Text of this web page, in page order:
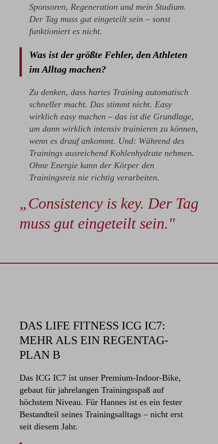
Sponsoren, Regeneration und mein Studium.
Der Tag muss gut eingeteilt sein – sonst
funktioniert es nicht.
Was ist der größte Fehler, den Athleten
im Alltag machen?
Zu denken, dass hartes Training automatisch
schneller macht. Das stimmt nicht. Easy
wirklich easy machen – das ist die Grundlage,
um dann wirklich intensiv trainieren zu können,
wenn es drauf ankommt. Und: Während des
Trainings ausreichend Kohlenhydrate nehmen.
Ohne Energie kann der Körper den
Trainingsreiz nie richtig verarbeiten.
„Consistency is key. Der Tag
muss gut eingeteilt sein."
DAS LIFE FITNESS ICG IC7:
MEHR ALS EIN REGENTAG-
PLAN B
Das ICG IC7 ist unser Premium-Indoor-Bike,
gebaut für jahrelangen Trainingsspaß auf
höchstem Niveau. Für Hannes ist es ein fester
Bestandteil seines Trainingsalltags – nicht erst
seit diesem Jahr.